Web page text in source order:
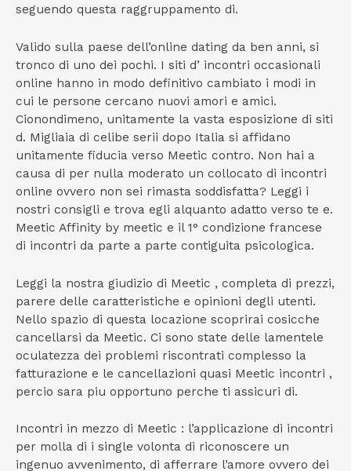
seguendo questa raggruppamento di.
Valido sulla paese dell’online dating da ben anni, si
tronco di uno dei pochi. I siti d’ incontri occasionali
online hanno in modo definitivo cambiato i modi in
cui le persone cercano nuovi amori e amici.
Cionondimeno, unitamente la vasta esposizione di siti
d. Migliaia di celibe serii dopo Italia si affidano
unitamente fiducia verso Meetic contro. Non hai a
causa di per nulla moderato un collocato di incontri
online ovvero non sei rimasta soddisfatta? Leggi i
nostri consigli e trova egli alquanto adatto verso te e.
Meetic Affinity by meetic e il 1° condizione francese
di incontri da parte a parte contiguita psicologica.
Leggi la nostra giudizio di Meetic , completa di prezzi,
parere delle caratteristiche e opinioni degli utenti.
Nello spazio di questa locazione scoprirai cosicche
cancellarsi da Meetic. Ci sono state delle lamentele
oculatezza dei problemi riscontrati complesso la
fatturazione e le cancellazioni quasi Meetic incontri ,
percio sara piu opportuno perche ti assicuri di.
Incontri in mezzo di Meetic : l’applicazione di incontri
per molla di i single volonta di riconoscere un
ingenuo avvenimento, di afferrare l’amore ovvero dei